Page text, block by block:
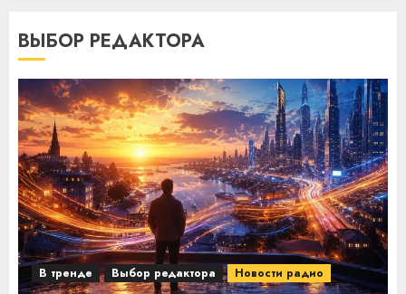
ВЫБОР РЕДАКТОРА
В тренде Выбор редактора Новости радио